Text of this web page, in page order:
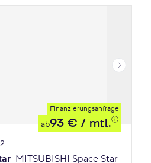
Finanzierungsanfrage
ab93 € / mtl.
MITSUBISHI Space Star